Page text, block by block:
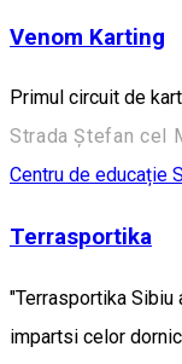
Venom Karting
Primul circuit de
Strada Ștefan cel
Centru de educație
Terrasportika
"Terrasportika Sibiu
impartsi celor